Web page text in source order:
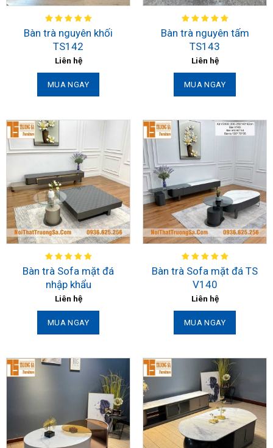
Bàn trà nguyên khối
TS142
Liên hệ
MUA NGAY
Bàn trà nguyên tấm
TS143
Liên hệ
MUA NGAY
Bàn trà Sofa mặt đá
nhập khẩu
Liên hệ
MUA NGAY
Bàn trà Sofa mặt đá TS
V140
Liên hệ
MUA NGAY